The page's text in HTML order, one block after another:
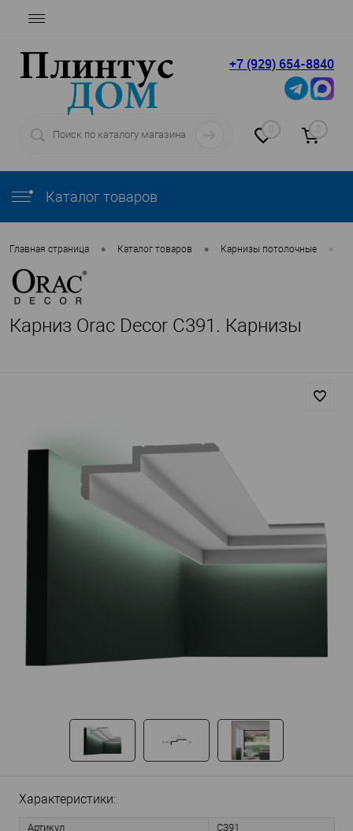
+7 (929) 654-8840
0 0
Каталог товаров
Главная страница • Каталог товаров • Карнизы потолочные •
Карниз Orac Decor C391. Карнизы
Характеристики:
Артикул
C391